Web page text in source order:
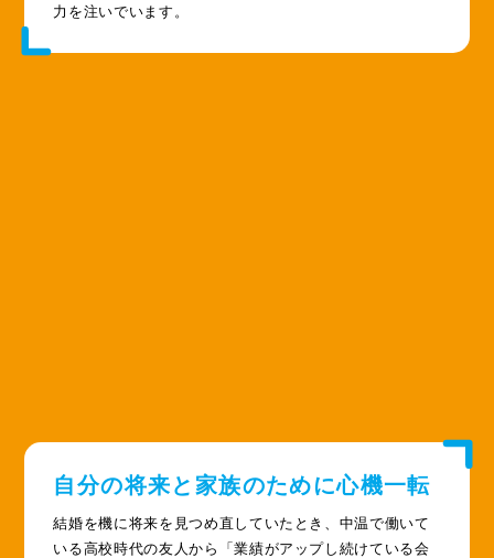
力を注いでいます。
自分の将来と家族のために心機一転
結婚を機に将来を見つめ直していたとき、中温で働いて
いる高校時代の友人から「業績がアップし続けている会